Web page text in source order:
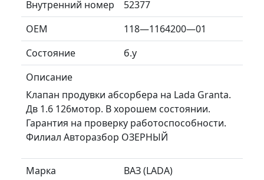
Внутренний номер
52377
ОЕМ
118—1164200—01
Состояние
б.у
Описание
Клапан продувки абсорбера на Lada Granta.
Дв 1.6 126мотор. В хорошем состоянии.
Гарантия на проверку работоспособности.
Филиал Авторазбор ОЗЕРНЫЙ
Марка
ВАЗ (LADA)